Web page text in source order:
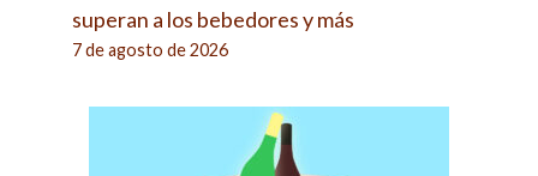
superan a los bebedores y más
7 de agosto de 2026